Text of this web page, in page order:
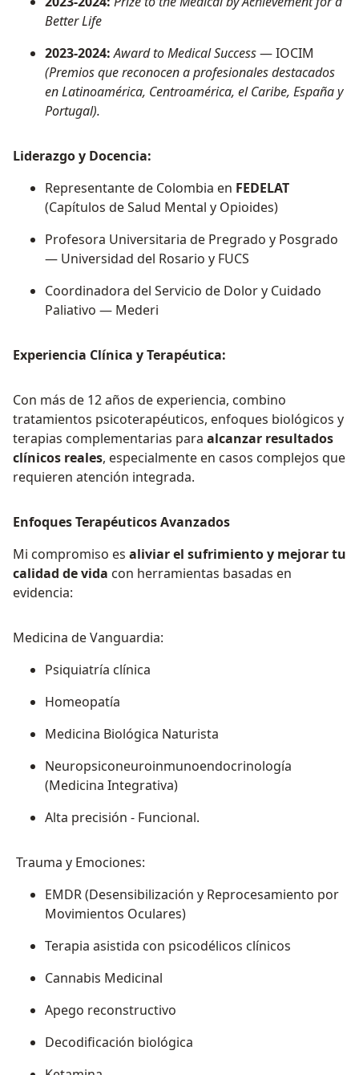
Better Life
2023-2024: Award to Medical Success— IOCIM
(Premios que reconocen a profesionales destacados
en Latinoamérica, Centroamérica, el Caribe, España y
Portugal).
Liderazgo y Docencia:
Representante de Colombia en FEDELAT
(Capítulos de Salud Mental y Opioides)
Profesora Universitaria de Pregrado y Posgrado
— Universidad del Rosario y FUCS
Coordinadora del Servicio de Dolor y Cuidado
Paliativo — Mederi
Experiencia Clínica y Terapéutica:
Con más de 12 años de experiencia, combino
tratamientos psicoterapéuticos, enfoques biológicos y
terapias complementarias para alcanzar resultados
clínicos reales, especialmente en casos complejos que
requieren atención integrada.
Enfoques Terapéuticos Avanzados
Mi compromiso es aliviar el sufrimiento y mejorar tu
calidad de vida con herramientas basadas en
evidencia:
Medicina de Vanguardia:
Psiquiatría clínica
Homeopatía
Medicina Biológica Naturista
Neuropsiconeuroinmunoendocrinología
(Medicina Integrativa)
Alta precisión - Funcional.
Trauma y Emociones:
EMDR (Desensibilización y Reprocesamiento por
Movimientos Oculares)
Terapia asistida con psicodélicos clínicos
Cannabis Medicinal
Apego reconstructivo
Decodificación biológica